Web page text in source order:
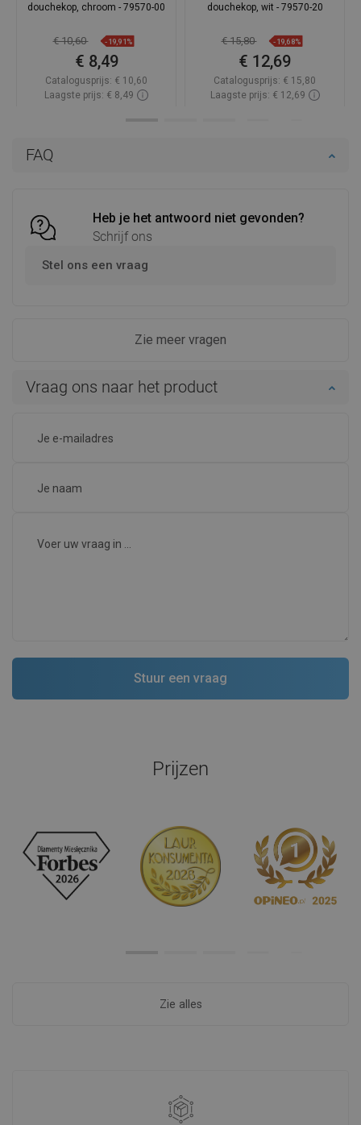
FAQ
Heb je het antwoord niet gevonden?
Schrijf ons
Stel ons een vraag
Zie meer vragen
Vraag ons naar het product
douchekop, chroom - 79570-00
€ 10,60 -19,91%
€ 8,49
Catalogusprijs: € 10,60
Laagste prijs: € 8,49
douchekop, wit - 79570-20
€ 15,80 -19,68%
€ 12,69
Catalogusprijs: € 15,80
Laagste prijs: € 12,69
Prijzen
Zie alles